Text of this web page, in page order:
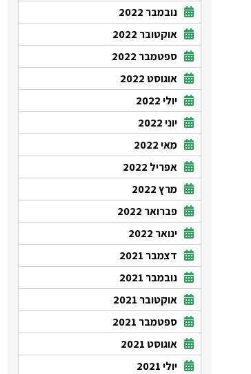
נובמבר 2022
אוקטובר 2022
ספטמבר 2022
אוגוסט 2022
יולי 2022
יוני 2022
מאי 2022
אפריל 2022
מרץ 2022
פברואר 2022
ינואר 2022
דצמבר 2021
נובמבר 2021
אוקטובר 2021
ספטמבר 2021
אוגוסט 2021
יולי 2021